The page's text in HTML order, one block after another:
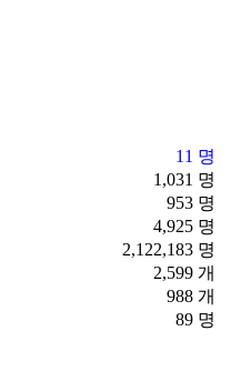
11 명
1,031 명
953 명
4,925 명
2,122,183 명
2,599 개
988 개
89 명